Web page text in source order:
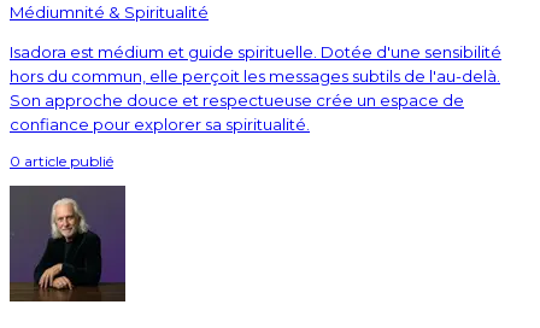
Médiumnité & Spiritualité
Isadora est médium et guide spirituelle. Dotée d'une sensibilité
hors du commun, elle perçoit les messages subtils de l'au-delà.
Son approche douce et respectueuse crée un espace de
confiance pour explorer sa spiritualité.
0 article publié